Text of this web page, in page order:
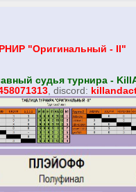
"Оригинальный - II"
судья турнира -
, discord: